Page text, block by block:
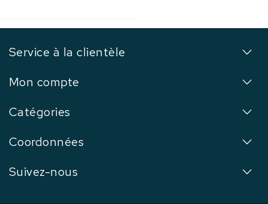
Service à la clientèle
Mon compte
Catégories
Coordonnées
Suivez-nous